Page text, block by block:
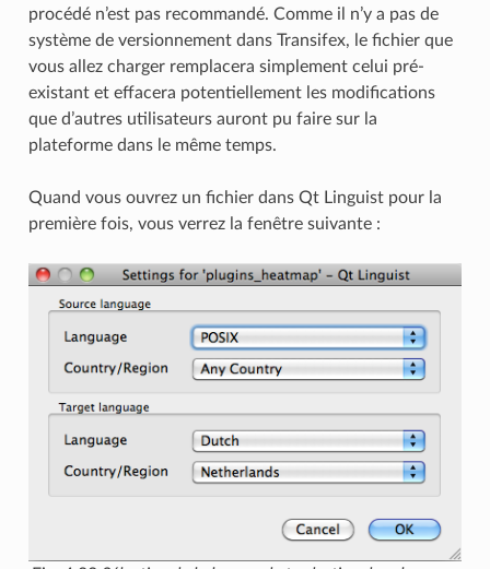
procédé n’est pas recommandé. Comme il n’y a pas de
système de versionnement dans Transifex, le fichier que
vous allez charger remplacera simplement celui pré-
existant et effacera potentiellement les modifications
que d’autres utilisateurs auront pu faire sur la
plateforme dans le même temps.
Quand vous ouvrez un fichier dans Qt Linguist pour la
première fois, vous verrez la fenêtre suivante :